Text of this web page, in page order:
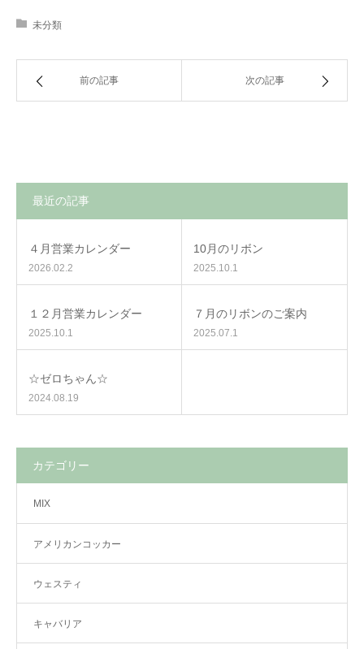
未分類
前の記事 次の記事
最近の記事
４月営業カレンダー
2026.02.2
10月のリボン
2025.10.1
１２月営業カレンダー
2025.10.1
７月のリボンのご案内
2025.07.1
☆ゼロちゃん☆
2024.08.19
カテゴリー
MIX
アメリカンコッカー
ウェスティ
キャバリア